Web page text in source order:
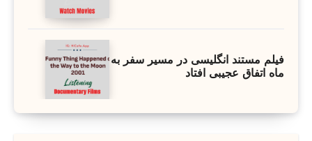
فیلم مستند انگلیسی در مسیر سفر به
ماه اتفاق عجیبی افتاد